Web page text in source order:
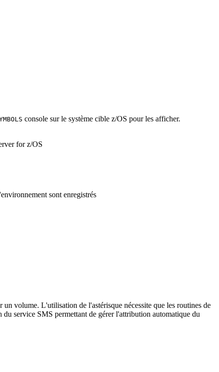
console sur le système cible z/OS pour les afficher.
for z/OS
sont enregistrés
volume. L'utilisation de l'astérisque nécessite que les routines de
service SMS permettant de gérer l'attribution automatique du